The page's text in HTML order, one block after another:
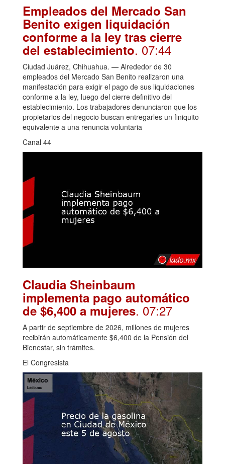
Empleados del Mercado San
Benito exigen liquidación
conforme a la ley tras cierre
del establecimiento. 07:44
Ciudad Juárez, Chihuahua. — Alrededor de 30
empleados del Mercado San Benito realizaron una
manifestación para exigir el pago de sus liquidaciones
conforme a la ley, luego del cierre definitivo del
establecimiento. Los trabajadores denunciaron que los
propietarios del negocio buscan entregarles un finiquito
equivalente a una renuncia voluntaria
Canal 44
Claudia Sheinbaum
implementa pago automático
de $6,400 a mujeres. 07:27
A partir de septiembre de 2026, millones de mujeres
recibirán automáticamente $6,400 de la Pensión del
Bienestar, sin trámites.
El Congresista